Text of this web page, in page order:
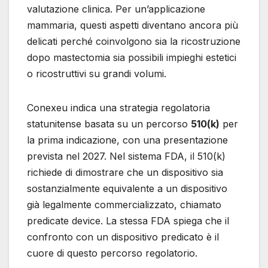
valutazione clinica. Per un’applicazione
mammaria, questi aspetti diventano ancora più
delicati perché coinvolgono sia la ricostruzione
dopo mastectomia sia possibili impieghi estetici
o ricostruttivi su grandi volumi.
Conexeu indica una strategia regolatoria
statunitense basata su un percorso 510(k) per
la prima indicazione, con una presentazione
prevista nel 2027. Nel sistema FDA, il 510(k)
richiede di dimostrare che un dispositivo sia
sostanzialmente equivalente a un dispositivo
già legalmente commercializzato, chiamato
predicate device. La stessa FDA spiega che il
confronto con un dispositivo predicato è il
cuore di questo percorso regolatorio.